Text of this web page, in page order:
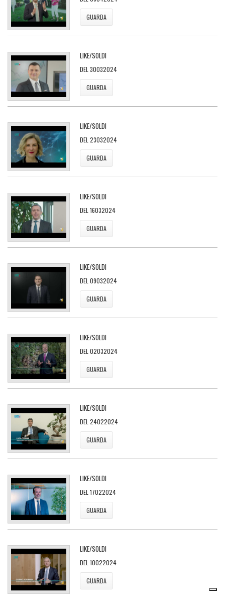
GUARDA
LIKE/SOLDI
DEL 30032024
GUARDA
LIKE/SOLDI
DEL 23032024
GUARDA
LIKE/SOLDI
DEL 16032024
GUARDA
LIKE/SOLDI
DEL 09032024
GUARDA
LIKE/SOLDI
DEL 02032024
GUARDA
LIKE/SOLDI
DEL 24022024
GUARDA
LIKE/SOLDI
DEL 17022024
GUARDA
LIKE/SOLDI
DEL 10022024
GUARDA